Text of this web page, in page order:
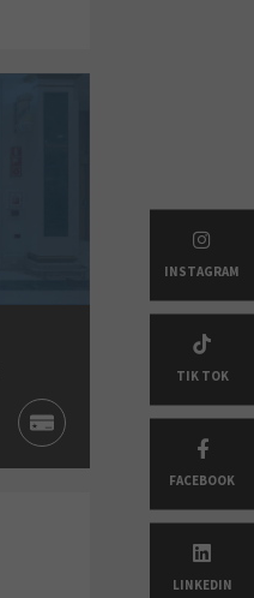
INSTAGRAM
TIK TOK
FACEBOOK
LINKEDIN